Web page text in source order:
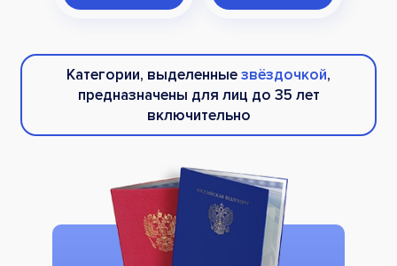
Категории, выделенныезвёздочкой,
предназначены для лиц до 35 лет
включительно